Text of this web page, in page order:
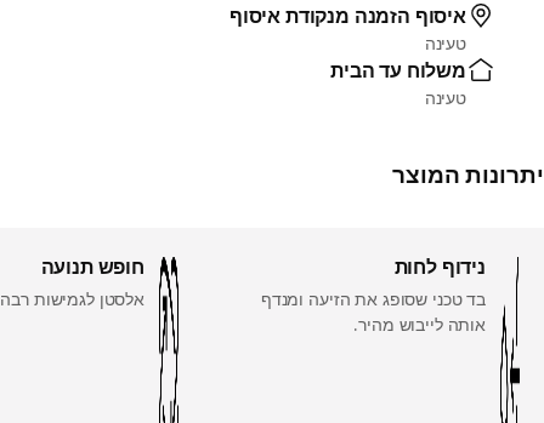
איסוף הזמנה מנקודת איסוף
טעינה
משלוח עד הבית
טעינה
יתרונות המוצר
נידוף לחות
בד טכני שסופג את הזיעה ומנדף
אותה לייבוש מהיר.
חופש תנועה
אלסטן לגמישות רבה